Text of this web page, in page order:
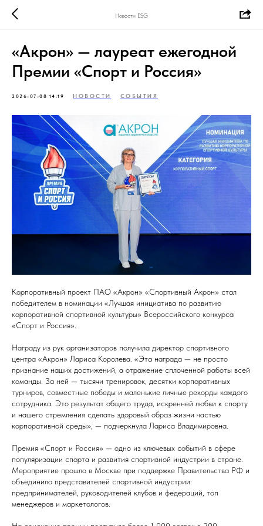
Новости ESG
«Акрон» — лауреат ежегодной
Премии «Спорт и Россия»
2026-07-08 14:19 НОВОСТИ СОБЫТИЯ
Корпоративный проект ПАО «Акрон» «Спортивный Акрон» стал
победителем в номинации «Лучшая инициатива по развитию
корпоративной спортивной культуры» Всероссийского конкурса
«Спорт и Россия».
Награду из рук организаторов получила директор спортивного
центра «Акрон» Лариса Королева. «Эта награда — не просто
признание наших достижений, а отражение сплоченной работы всей
команды. За ней — тысячи тренировок, десятки корпоративных
турниров, совместные победы и маленькие личные рекорды каждого
сотрудника. Это результат общего труда, искренней любви к спорту
и нашего стремления сделать здоровый образ жизни частью
корпоративной среды», — подчеркнула Лариса Владимировна.
Премия «Спорт и Россия» — одно из ключевых событий в сфере
популяризации спорта и развития спортивной индустрии в стране.
Мероприятие прошло в Москве при поддержке Правительства РФ и
объединило представителей спортивной индустрии:
предпринимателей, руководителей клубов и федераций, топ
менеджеров и маркетологов.